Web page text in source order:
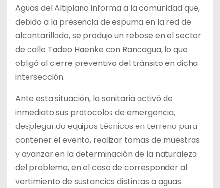
Aguas del Altiplano informa a la comunidad que,
debido a la presencia de espuma en la red de
alcantarillado, se produjo un rebose en el sector
de calle Tadeo Haenke con Rancagua, lo que
obligó al cierre preventivo del tránsito en dicha
intersección.
Ante esta situación, la sanitaria activó de
inmediato sus protocolos de emergencia,
desplegando equipos técnicos en terreno para
contener el evento, realizar tomas de muestras
y avanzar en la determinación de la naturaleza
del problema, en el caso de corresponder al
vertimiento de sustancias distintas a aguas